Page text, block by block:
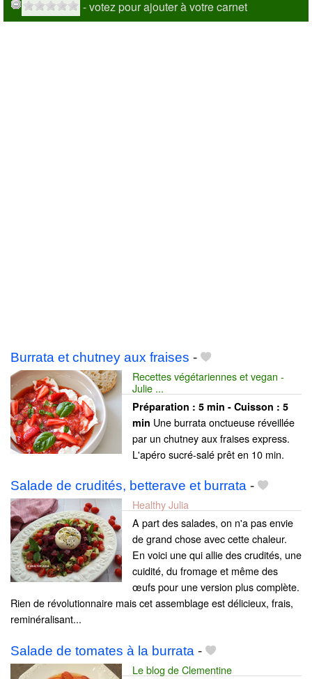
- votez pour ajouter à votre carnet
Burrata et chutney aux fraises -
Recettes végétariennes et vegan -
Julie ...
Préparation : 5 min - Cuisson : 5
min Une burrata onctueuse réveillée
par un chutney aux fraises express.
L'apéro sucré-salé prêt en 10 min.
Salade de crudités, betterave et burrata -
Healthy Julia
A part des salades, on n'a pas envie
de grand chose avec cette chaleur.
En voici une qui allie des crudités, une
cuidité, du fromage et même des
œufs pour une version plus complète.
Rien de révolutionnaire mais cet assemblage est délicieux, frais,
reminéralisant...
Salade de tomates à la burrata -
Le blog de Clementine